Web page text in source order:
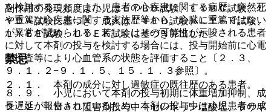
を検討すること。また、患者の心疾患に関する病歴、突然死
や重篤な心疾患に関する家族歴等から、心臓に重篤ではない
が異常が認められる、若しくはその可能性が示唆される患者
に対して本剤の投与を検討する場合には、投与開始前に心電
図検査等により心血管系の状態を評価すること〔２．３、
９．１．２−９．１．５、１５．１．３参照〕。
８．９． 小児において本剤の投与初期に体重増加抑制、成
長遅延が報告されているため、本剤の投与中は小児患者の成
副作用の発現頻度は小児はＬＹＢＤ試験、ＬＹＢＣ試験、Ｌ
ＹＤＡ試験に基づき、成人はＬＹＥＤ試験、ＬＹＥＨ試験、
ＬＹＥＥ試験、ＬＹＥＫ試験に基づき算出した。
禁忌
２．１． 本剤の成分に対し過敏症の既往歴のある患者。
２．２． ＭＡＯ阻害剤投与中（セレギリン塩酸塩、ラサギ